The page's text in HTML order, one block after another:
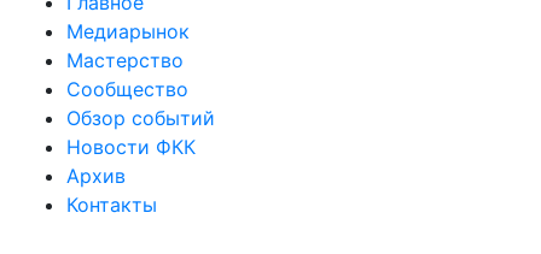
Медиарынок
Мастерство
Сообщество
Обзор событий
Новости ФКК
Архив
Контакты